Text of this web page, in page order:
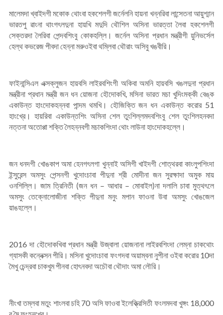
মালেমদা খ্বাইদগী মকোক থোংবা হকশেলগী জর্নেলনি হায়না খন্নরিবা লান্সেতনা আয়ুশ্মান
ভারতপু ৱাংনা থাংগৎলদুনা হায়খি মদুদি থৌশিল অসিনা ভারত্তা লৈবা হকশেলগী
সেক্তরদা লৈরিবা পেন্দবশিংবু কোকহল্লি। জর্নেল অসিনা প্রধান মন্ত্রীগী য়ুনিভর্সেল
হেল্থ কভরেজ পীবদা হেন্না মরুওইবা থম্লিবা থৌরাং অসিবু খঙবীরি।
ফাইনান্সিএল এক্সক্লুজন হায়বসি লাইরবশিংগী অকিবা অমনি হায়বসি খঙলদুনা প্রধান
মন্ত্রীনা প্রধান মন্ত্রী জন ধন য়োজনা হৌদোকখি, মসিনা ভারত মচা খুদিংমক্কী বেঙ্ক
একাউন্ত হাংদোকহন্নবা পান্দম থমখি। হৌজিক্তি জন ধন একাউন্ত করোর 51
হাংখ্রে। হায়রিবা একাউন্তশিং অসিনা শেল তুংশিল্লমদবশিংবু শেল তুংশিলহনবদা
নত্তনা অতোপ্পা শক্তি লৈহন্নবগী মচাকশিংদা থোং লাউনা হাংদোকহল্লে।
জন ধনদগী খোঙকাপ অমা হেনগৎলগা খুন্নাই অসিগী খাইদগী শোত্থরবা কাংলুপশিংদা
ইন্সুরেন্স অমসুং পেন্সনগী খুদোংচাবা পীদুনা শ্রী মোদীনা জন সুরক্ষাদা অমুক মায়
ওনশিল্লি। জাম ত্রিনিতী (জন ধন – আধার – মোবাইল)না দলালি চাবা মুত্থৎলে
অমসুং তেক্নোলোজীনা শক্তি পীদুনা মনুং মপান ফাওনা উবা অমসুং খোঙজেল
য়াঙহল্লে।
2016 দা হৌদোকখিবা প্রধান মন্ত্রী উজ্বালা য়োজনানা লাইরবশিংদা লেম্না চাকথোং
গ্যাসকী কন্নেক্সন পীরি। মসিনা খুদোংচাবা ফংগদবা অয়াম্বনা নুপীনা ওইবা করোর 10দা
মৈখু চেন্দ্রবা চাকখুম পীনবা হোৎনবদা অচৌবা থৌদাং অমা লৌরি।
নীংখা তম্লবা মতুং শাংলবা চহি 70 অসি ফাওবা ইলেক্ত্রিসিতী ফংলমদবা খুঙ্গং 18,000